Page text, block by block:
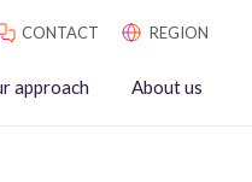
CONTACT REGION
approach About us